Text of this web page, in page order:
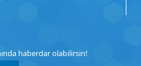
haberdar olabilirsin!